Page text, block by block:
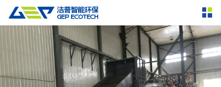
产品中心 撕碎设备
双轴撕碎机 单轴撕碎机
四轴撕碎机 液压粗碎机
解决方案